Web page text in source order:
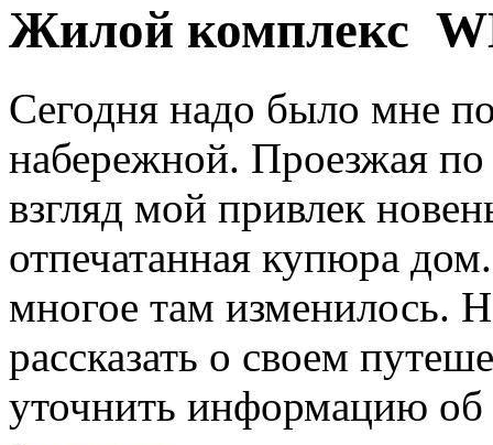
Жилой комплекс
Сегодня надо было мне
набережной. Проезжая
взгляд мой привлек
отпечатанная купюра
многое там изменилось.
рассказать о своем
уточнить информацию об